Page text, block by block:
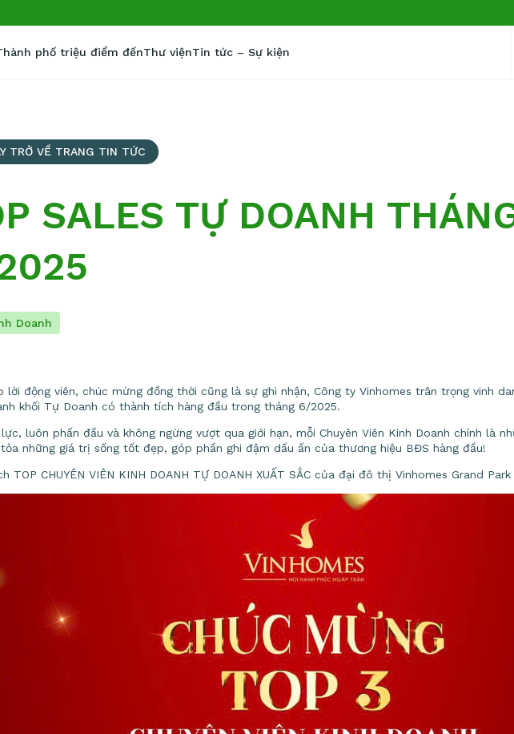
phố triệu điểm đếnThư việnTin tức – Sự kiện
TRỞ VỀ TRANG TIN TỨC
SALES TỰ DOANH
Doanh
lời động viên, chúc mừng đồng thời cũng là sự ghi nhận, Công ty Vinhomes trân trọng vinh
khối Tự Doanh có thành tích hàng đầu trong tháng 6/2025.
luôn phấn đầu và không ngừng vượt qua giới hạn, mỗi Chuyên Viên Kinh Doanh chính là
những giá trị sống tốt đẹp, góp phần ghi đậm dấu ấn của thương hiệu BĐS hàng đầu!
TOP CHUYÊN VIÊN KINH DOANH TỰ DOANH XUẤT SẮC của đại đô thị Vinhomes Grand